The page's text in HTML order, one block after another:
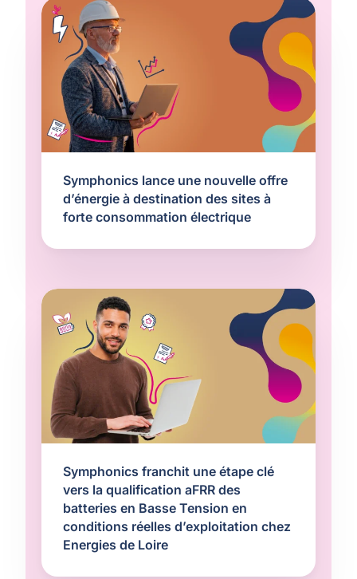
Symphonics lance une nouvelle offre
d’énergie à destination des sites à
forte consommation électrique
Symphonics franchit une étape clé
vers la qualification aFRR des
batteries en Basse Tension en
conditions réelles d’exploitation chez
Energies de Loire